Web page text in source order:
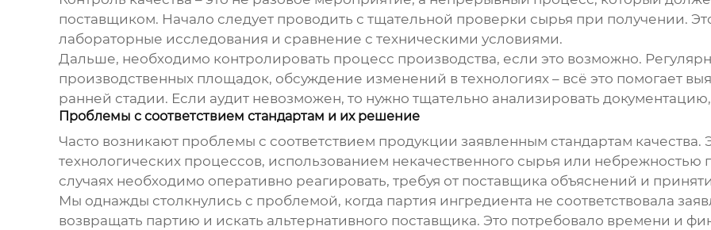
поставщиком. Начало следует проводить с тщательной проверки сырья при получении.
лабораторные исследования и сравнение с техническими условиями.
Дальше, необходимо контролировать процесс производства, если это возможно.
производственных площадок, обсуждение изменений в технологиях – всё это помогает
ранней стадии. Если аудит невозможен, то нужно тщательно анализировать
Проблемы с соответствием стандартам и их решение
Часто возникают проблемы с соответствием продукции заявленным стандартам
технологических процессов, использованием некачественного сырья или небрежностью
случаях необходимо оперативно реагировать, требуя от поставщика объяснений и
Мы однажды столкнулись с проблемой, когда партия ингредиента не соответствовала
возвращать партию и искать альтернативного поставщика. Это потребовало времени и